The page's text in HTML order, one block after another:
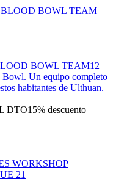
BOWL TEAM12
Bowl. Un equipo completo
habitantes de Ulthuan.
DTO15% descuento
WORKSHOP